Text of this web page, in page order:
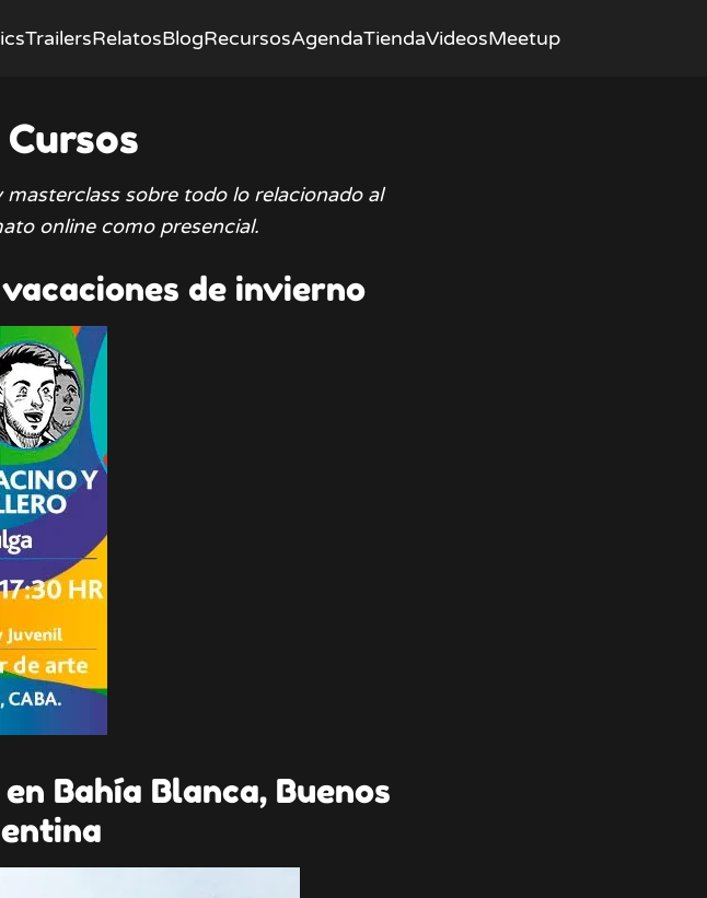
TrailersRelatosBlogRecursosAgendaTiendaVideosMeetup
sobre todo lo relacionado al
online como presencial.
de invierno
Bahía Blanca, Buenos